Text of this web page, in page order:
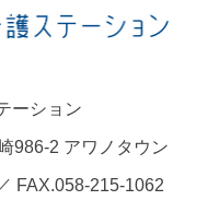
ーション
986-2 アワノタウン
FAX.058-215-1062